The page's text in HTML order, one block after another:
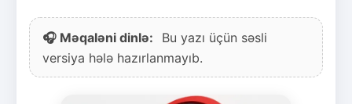
🎧 Məqaləni dinlə:
Bu yazı üçün səsli
versiya hələ hazırlanmayıb.